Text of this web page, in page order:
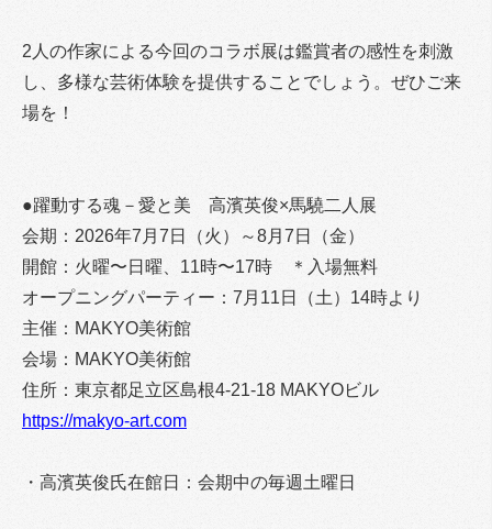
2人の作家による今回のコラボ展は鑑賞者の感性を刺激
し、多様な芸術体験を提供することでしょう。ぜひご来
場を！
●躍動する魂－愛と美 高濱英俊×馬驍二人展
会期：2026年7月7日（火）～8月7日（金）
開館：火曜〜日曜、11時〜17時 ＊入場無料
オープニングパーティー：7月11日（土）14時より
主催：MAKYO美術館
会場：MAKYO美術館
住所：東京都足立区島根4-21-18 MAKYOビル
https://makyo-art.com
・高濱英俊氏在館日：会期中の毎週土曜日